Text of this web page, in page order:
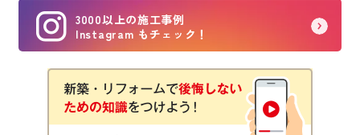
3000以上の施工事例
Instagram もチェック！